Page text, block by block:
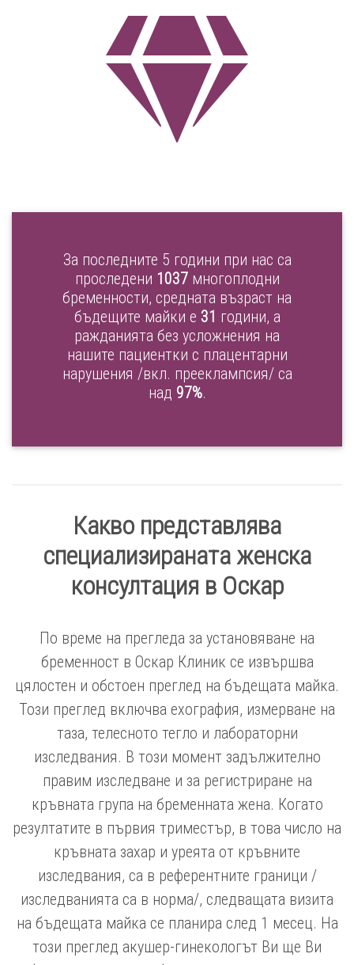
За последните 5 години при нас са
проследени 1037многоплодни
бременности, средната възраст на
бъдещите майки е 31 години, а
ражданията без усложнения на
нашите пациентки с плацентарни
нарушения /вкл. прееклампсия/ са
над 97%.
Какво представлява
специализираната женска
консултация в Оскар
По време на прегледа за установяване на
бременност в Оскар Клиник се извършва
цялостен и обстоен преглед на бъдещата майка.
Този преглед включва ехография, измерване на
таза, телесното тегло и лабораторни
изследвания. В този момент задължително
правим изследване и за регистриране на
кръвната група на бременната жена. Когато
резултатите в първия триместър, в това число на
кръвната захар и уреята от кръвните
изследвания, са в референтните граници /
изследванията са в норма/, следващата визита
на бъдещата майка се планира след 1 месец. На
този преглед акушер-гинекологът Ви ще Ви